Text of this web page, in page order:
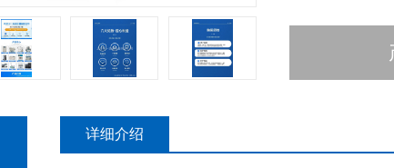
详细介绍